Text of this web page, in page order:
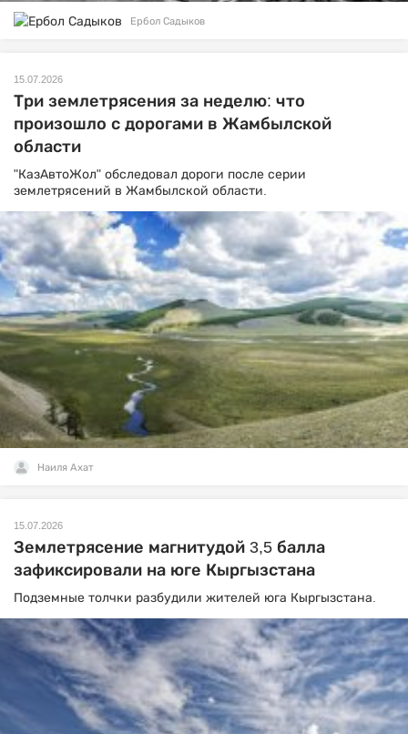
Ербол Садыков
15.07.2026
Три землетрясения за неделю: что
произошло с дорогами в Жамбылской
области
"КазАвтоЖол" обследовал дороги после серии
землетрясений в Жамбылской области.
Наиля Ахат
15.07.2026
Землетрясение магнитудой 3,5 балла
зафиксировали на юге Кыргызстана
Подземные толчки разбудили жителей юга Кыргызстана.